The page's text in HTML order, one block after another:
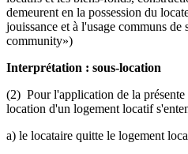
demeurent en la possession du
jouissance et à l'usage communs de
community»)
Interprétation : sous-location
(2) Pour l'application de la
location d'un logement locatif
a) le locataire quitte le logement